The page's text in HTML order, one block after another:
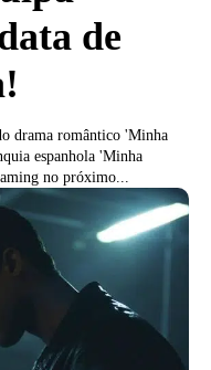
de
drama romântico 'Minha
espanhola 'Minha
no próximo...